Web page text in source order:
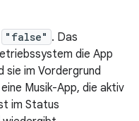
"false" . Das
die App
im Vordergrund
Musik-App, die aktiv
im Status